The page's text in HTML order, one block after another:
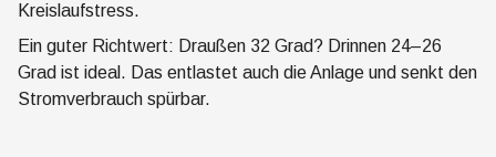
Kreislaufstress.
Ein guter Richtwert: Draußen 32 Grad? Drinnen 24–26
Grad ist ideal. Das entlastet auch die Anlage und senkt den
Stromverbrauch spürbar.